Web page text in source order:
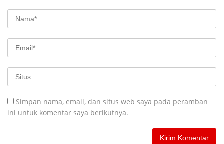
Simpan nama, email, dan situs web saya pada peramban
ini untuk komentar saya berikutnya.